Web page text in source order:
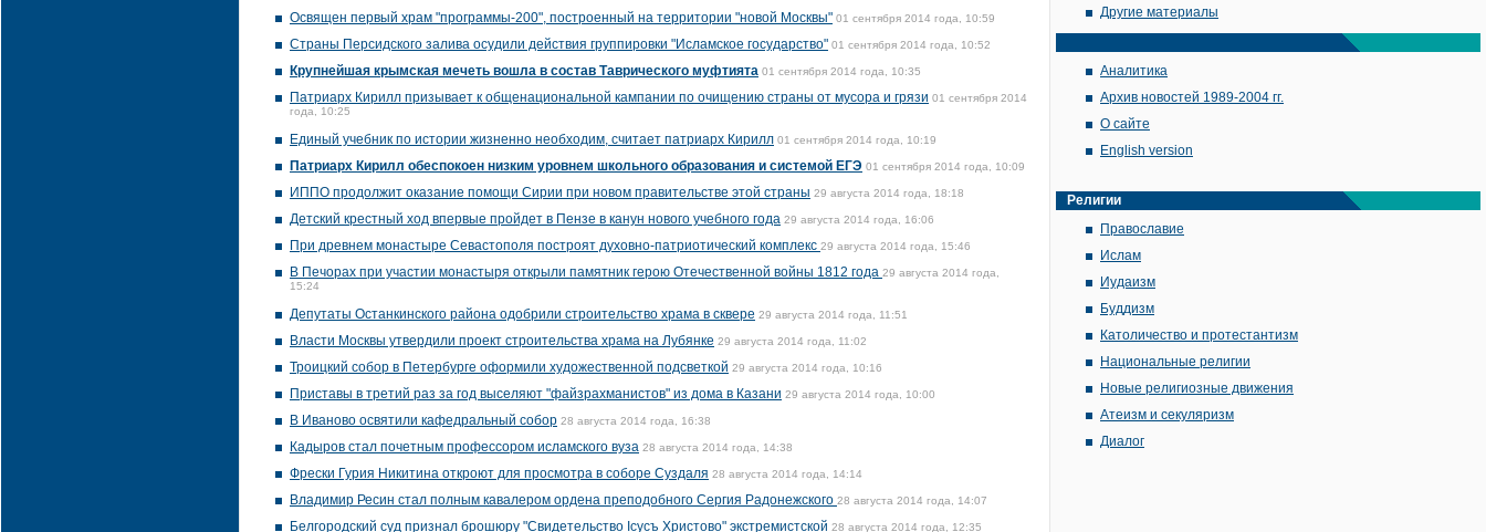
Освящен первый храм "программы-200", построенный на территории "новой Москвы" 01 сентября 2014 года, 10:59
Страны Персидского залива осудили действия группировки "Исламское государство" 01 сентября 2014 года, 10:52
Крупнейшая крымская мечеть вошла в состав Таврического муфтията 01 сентября 2014 года, 10:35
Патриарх Кирилл призывает к общенациональной кампании по очищению страны от мусора и грязи 01 сентября 2014
года, 10:25
Единый учебник по истории жизненно необходим, считает патриарх Кирилл 01 сентября 2014 года, 10:19
Патриарх Кирилл обеспокоен низким уровнем школьного образования и системой ЕГЭ 01 сентября 2014 года, 10:09
ИППО продолжит оказание помощи Сирии при новом правительстве этой страны 29 августа 2014 года, 18:18
Детский крестный ход впервые пройдет в Пензе в канун нового учебного года 29 августа 2014 года, 16:06
При древнем монастыре Севастополя построят духовно-патриотический комплекс 29 августа 2014 года, 15:46
В Печорах при участии монастыря открыли памятник герою Отечественной войны 1812 года 29 августа 2014 года,
15:24
Депутаты Останкинского района одобрили строительство храма в сквере 29 августа 2014 года, 11:51
Власти Москвы утвердили проект строительства храма на Лубянке 29 августа 2014 года, 11:02
Троицкий собор в Петербурге оформили художественной подсветкой 29 августа 2014 года, 10:16
Приставы в третий раз за год выселяют "файзрахманистов" из дома в Казани 29 августа 2014 года, 10:00
В Иваново освятили кафедральный собор 28 августа 2014 года, 16:38
Кадыров стал почетным профессором исламского вуза 28 августа 2014 года, 14:38
Фрески Гурия Никитина откроют для просмотра в соборе Суздаля 28 августа 2014 года, 14:14
Владимир Ресин стал полным кавалером ордена преподобного Сергия Радонежского 28 августа 2014 года, 14:07
Белгородский суд признал брошюру "Свидетельство Iсусъ Христово" экстремистской 28 августа 2014 года, 12:35
Другие материалы
Аналитика
Архив новостей 1989-2004 гг.
О сайте
English version
Религии
Православие
Ислам
Иудаизм
Буддизм
Католичество и протестантизм
Национальные религии
Новые религиозные движения
Атеизм и секуляризм
Диалог